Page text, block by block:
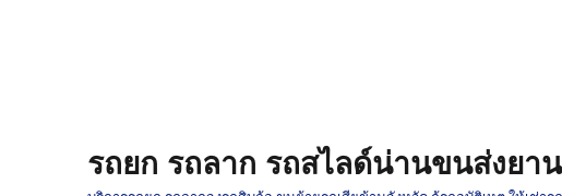
รถยก รถลาก รถสไลด์น่านขนส่งยา